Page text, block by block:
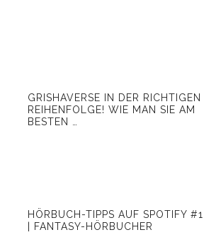
GRISHAVERSE IN DER RICHTIGEN
REIHENFOLGE! WIE MAN SIE AM
BESTEN …
HÖRBUCH-TIPPS AUF SPOTIFY #1
| FANTASY-HÖRBUCHER